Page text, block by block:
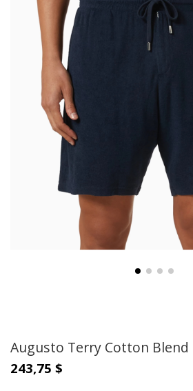
Augusto Terry Cotton Blend
243,75 $